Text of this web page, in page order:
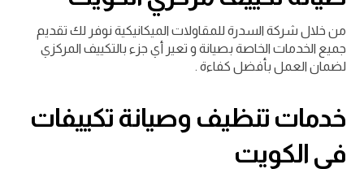
من خلال شركة السدرة للمقاولات الميكانيكية نوفر لك تقديم
جميع الخدمات الخاصة بصيانة و تعير أي جزء بالتكييف المركزي
لضمان العمل بأفضل كفاءة .
خدمات تنظيف وصيانة تكييفات
في الكويت